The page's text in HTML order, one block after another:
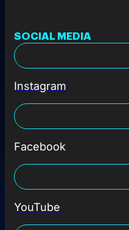
SOCIAL MEDIA
Instagram
Facebook
YouTube